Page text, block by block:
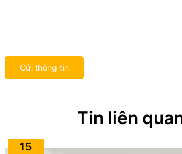
Gửi thông tin
Tin liên
15